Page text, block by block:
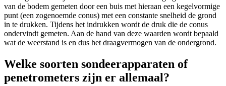
van de bodem gemeten door een buis met hieraan een kegelvormige
punt (een zogenoemde conus) met een constante snelheid de grond
in te drukken. Tijdens het indrukken wordt de druk die de conus
ondervindt gemeten. Aan de hand van deze waarden wordt bepaald
wat de weerstand is en dus het draagvermogen van de ondergrond.
Welke soorten sondeerapparaten of
penetrometers zijn er allemaal?